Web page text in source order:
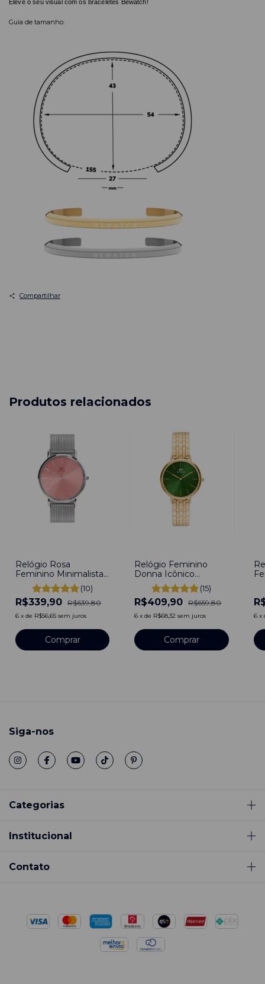
Eleve o seu visual com os braceletes Bewatch!
Guia de tamanho:
Compartilhar
Produtos relacionados
Relógio Rosa
Feminino Minimalista
Loop Rosé Silver
Pulseira Prata 40mm
Aço Inoxidável
banhado a titânio
(10)
R$339,90 R$639,80
6 x de R$56,65 sem juros
Comprar
Relógio Feminino
Donna Icônico
Esmeralda Pulseira
Dourado 32mm Aço
Inoxidável banhado a
titânio
(15)
R$409,90 R$659,80
6 xde R$68,32 sem juros
Comprar
6 x
Siga-nos
Categorias
Institucional
Contato